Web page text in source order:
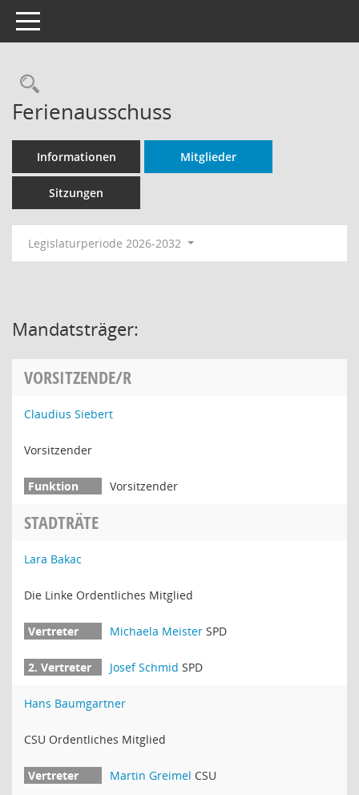
Toggle navigation
Rechercheauswahl
Ferienausschuss
Informationen Mitglieder
Sitzungen
Legislaturperiode 2026-2032
Mandatsträger:
VORSITZENDE/R
Claudius Siebert
Vorsitzender
Vorsitzender
STADTRÄTE
Lara Bakac
Die Linke Ordentliches Mitglied
Michaela Meister SPD
Josef Schmid SPD
Hans Baumgartner
CSU Ordentliches Mitglied
Martin Greimel CSU